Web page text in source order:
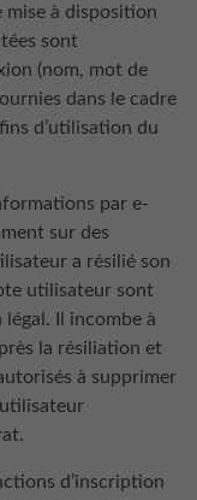
mise à disposition
sont
(nom, mot de
dans le cadre
d’utilisation du
par e-
sur des
a résilié son
utilisateur sont
Il incombe à
la résiliation et
à supprimer
d’inscription